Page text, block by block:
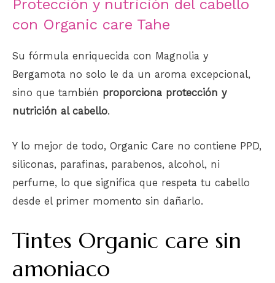
Protección y nutrición del cabello
con Organic care Tahe
Su fórmula enriquecida con Magnolia y
Bergamota no solo le da un aroma excepcional,
sino que también proporciona protección y
nutrición al cabello.
Y lo mejor de todo, Organic Care no contiene PPD,
siliconas, parafinas, parabenos, alcohol, ni
perfume, lo que significa que respeta tu cabello
desde el primer momento sin dañarlo.
Tintes Organic care sin
amoniaco